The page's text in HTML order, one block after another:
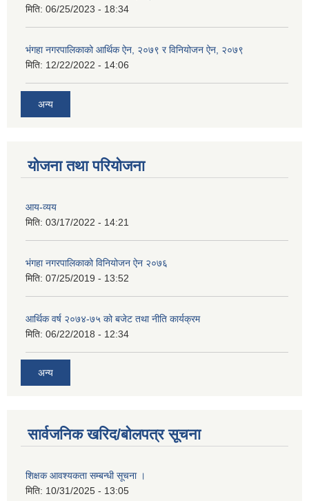
मिति: 06/25/2023 - 18:34
भंगहा नगरपालिकाको आर्थिक ऐन, २०७९ र विनियोजन ऐन, २०७९
मिति: 12/22/2022 - 14:06
अन्य
योजना तथा परियोजना
आय-व्यय
मिति: 03/17/2022 - 14:21
भंगहा नगरपालिकाको विनियोजन ऐन २०७६
मिति: 07/25/2019 - 13:52
आर्थिक वर्ष २०७४-७५ को बजेट तथा नीति कार्यक्रम
मिति: 06/22/2018 - 12:34
अन्य
सार्वजनिक खरिद/बोलपत्र सूचना
शिक्षक आवश्यकता सम्बन्धी सूचना ।
मिति: 10/31/2025 - 13:05